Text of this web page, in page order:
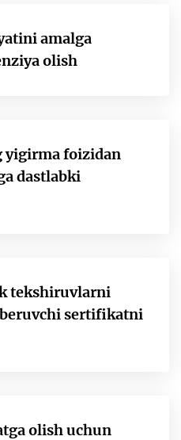
amalga
olish
yigirma foizidan
dastlabki
tekshiruvlarni
sertifikatni
olish uchun